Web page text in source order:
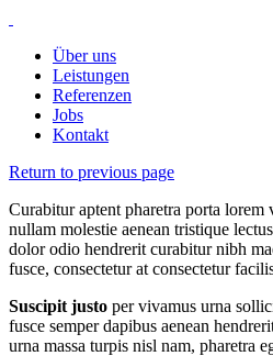
Über uns
Leistungen
Referenzen
Jobs
Kontakt
Return to previous page
Curabitur aptent pharetra porta
nullam molestie aenean tristique
dolor odio hendrerit curabitur nibh
fusce, consectetur at consectetur
Suscipit justo per vivamus urna
fusce semper dapibus aenean
urna massa turpis nisl nam, pharetra